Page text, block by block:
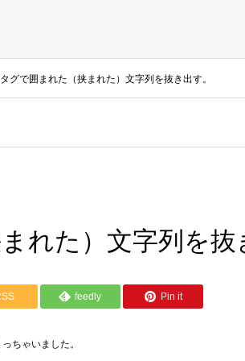
グで囲まれた（挟まれた）文字列を抜き出す。
れた）文字列を抜
feedly Pin it
ちゃいました。